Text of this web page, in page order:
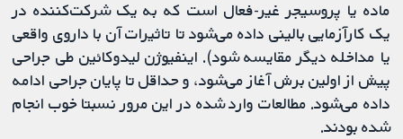
ماده یا پروسیجر غیر-فعال است که به یک شرکت‌کننده در
یک کارآزمایی بالینی داده می‌شود تا تاثیرات آن با داروی واقعی
یا مداخله دیگر مقایسه شود). اینفیوژن لیدوکائین طی جراحی
پیش از اولین برش آغاز می‌شود، و حداقل تا پایان جراحی ادامه
داده می‌شود. مطالعات وارد شده در این مرور نسبتا خوب انجام
شده بودند.